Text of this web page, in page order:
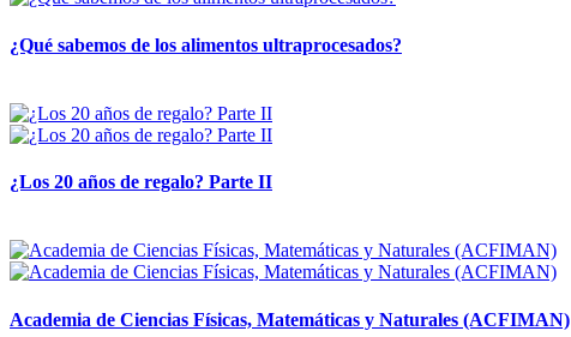
¿Qué sabemos de los alimentos ultraprocesados?
¿Los 20 años de regalo? Parte II
Academia de Ciencias Físicas, Matemáticas y Naturales (ACFIMAN)